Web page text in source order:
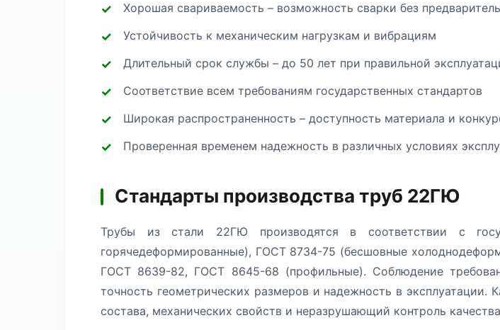
Хорошая свариваемость – возможность сварки без
Устойчивость к механическим нагрузкам и вибрациям
Длительный срок службы – до 50 лет при правильной
Соответствие всем требованиям государственных стандартов
Широкая распространенность – доступность материала и
Проверенная временем надежность в различных условиях
Стандарты производства труб 22ГЮ
Трубы из стали 22ГЮ производятся в соответствии с
горячедеформированные), ГОСТ 8734-75 (бесшовные
ГОСТ 8639-82, ГОСТ 8645-68 (профильные). Соблюдение
точность геометрических размеров и надежность в
состава, механических свойств и неразрушающий контроль